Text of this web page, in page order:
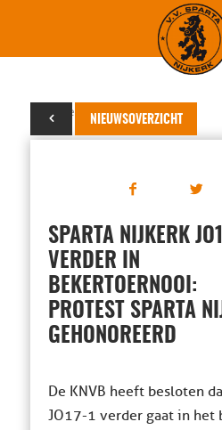
NIEUWSOVERZICHT
02 november 2018
SPARTA NIJKERK
VERDER IN
BEKERTOERNOOI:
PROTEST SPARTA
GEHONOREERD
De KNVB heeft besloten
JO17-1 verder gaat in het